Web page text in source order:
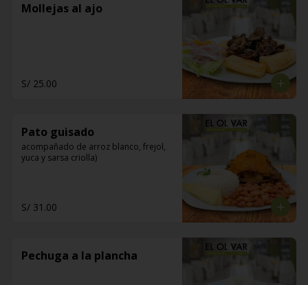
Mollejas al ajo
S/ 25.00
Pato guisado
acompañado de arroz blanco, frejol,
yuca y sarsa criolla)
S/ 31.00
Pechuga a la plancha